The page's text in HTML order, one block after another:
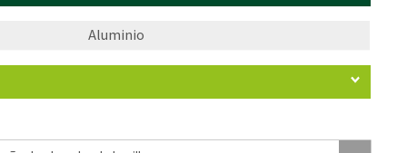
Aluminio